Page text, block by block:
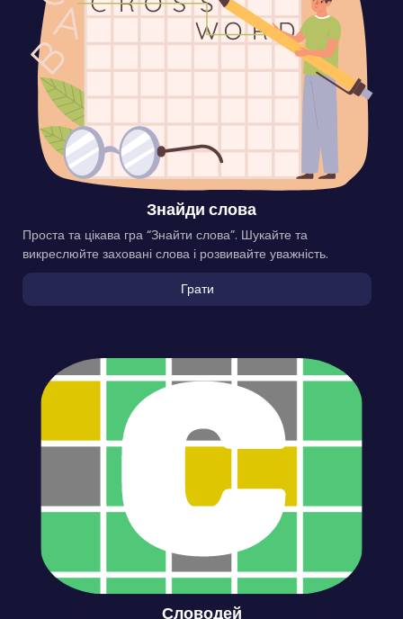
Знайди слова
Проста та цікава гра “Знайти слова”. Шукайте та
викреслюйте заховані слова і розвивайте уважність.
Грати
Словодей